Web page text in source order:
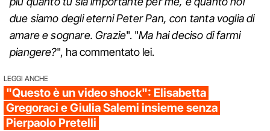
due siamo degli eterni Peter Pan, con tanta voglia di
amare e sognare. Grazie". "Ma hai deciso di farmi
piangere?", ha commentato lei.
LEGGI ANCHE
"Questo è un video shock": Elisabetta
Gregoraci e Giulia Salemi insieme senza
Pierpaolo Pretelli